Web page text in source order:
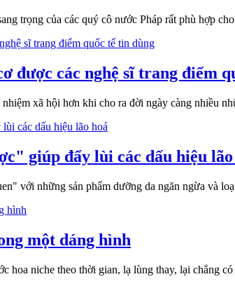
trọng của các quý cô nước Pháp rất phù hợp
được các nghệ sĩ trang điểm
xã hội hơn khi cho ra đời ngày càng nhiều
giúp đẩy lùi các dấu hiệu lão
với những sản phẩm dưỡng da ngăn ngừa và
một dáng hình
hoa niche theo thời gian, lạ lùng thay, lại chẳng